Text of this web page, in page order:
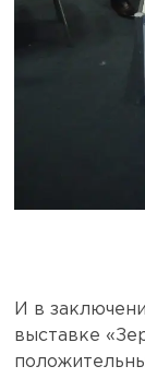
И в
выставке